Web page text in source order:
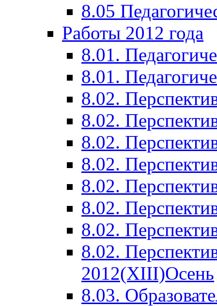
8.05
Работы 2012 года
8.01.
8.01.
8.02.
8.02.
8.02.
8.02.
8.02.
8.02.
8.02.
8.02.
2012(XIII)Осень
8.03.